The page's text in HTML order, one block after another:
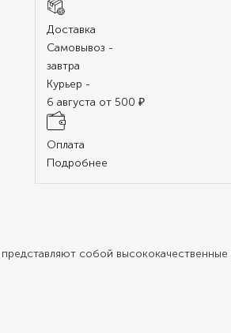
Доставка
Самовывоз -
завтра
Курьер -
6 августа от 500 ₽
Оплата
Подробнее
собой